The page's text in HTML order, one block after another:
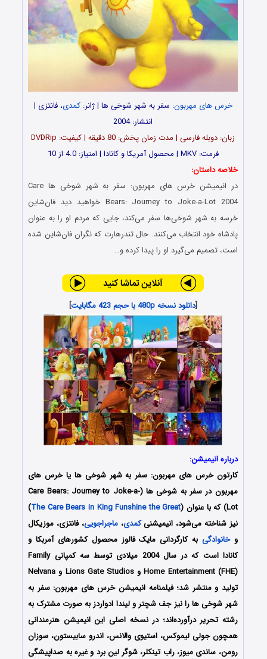
خرس های مهربون: سفر به شهر شوخی ها | ژانر:کمدی، فانتزی |
انتشار: 2004
زبان: دوبله فارسی | مدت زمان پخش: 80 دقیقه | کیفیت: DVDRip
فرمت: MKV | محصول آمریکا و کانادا | امتیاز: 4.0 از 10
خلاصه داستان:
در انیمیشن خرس های مهربون: سفر به شهر شوخی ها Care
Bears: Journey to Joke-a-Lot 2004 خواهید دید فان‌شاین
خرسه به شهر شوخی‌ها سفر می‌کند، جایی که مردم او را به عنوان
پادشاه خود انتخاب می‌کنند. حال تندرهارت که نگران فان‌شاین شده
است، تصمیم می‌گیرد او را پیدا کرده و…
[دانلود نسخه 480p با حجم 423 مگابایت ]
درباره انیمیشن:
کارتونخرس های مهربون: سفر به شهر شوخی ها یا خرس های
مهربون در سفر به شوخی ها (Care Bears: Journey to Joke-a-
Lot) که با عنوان (
The Care Bears in King Funshine the Great
)
نیز شناخته می‌شود، انیمیشنیکمدی،ماجراجویی، فانتزی، موزیکال
وخانوادگی به کارگردانی مایک فالوز محصول کشورهای آمربکا و
کانادا است که در سال 2004 میلادی توسط سه کمپانی Family
Home Entertainment (FHE) و Lions Gate Studios و Nelvana
تولید و منتشر شد؛ فیلمنامه انیمیشن خرس های مهربون: سفر به
شهر شوخی ها را نیز جف شچتر و لیندا ادواردز به صورت مشترک به
رشته تحریر درآورده‌‌‌‌اند؛ در نسخه اصلی این انیمیشن هنرمندانی
همچون جولی لیموکس، استیوی والانس، اندرو سابیستون، سوزان
رومن، ساندی میوز، راب تینکلر، شوگر لین برد و غیره به صداپیشگی